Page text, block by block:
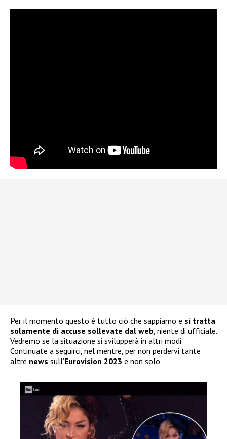
Per il momento questo è tutto ciò che sappiamo e si tratta
solamente di accuse sollevate dal web, niente di ufficiale.
Vedremo se la situazione si svilupperà in altri modi.
Continuate a seguirci, nel mentre, per non perdervi tante
altre news sull’Eurovision 2023 e non solo.